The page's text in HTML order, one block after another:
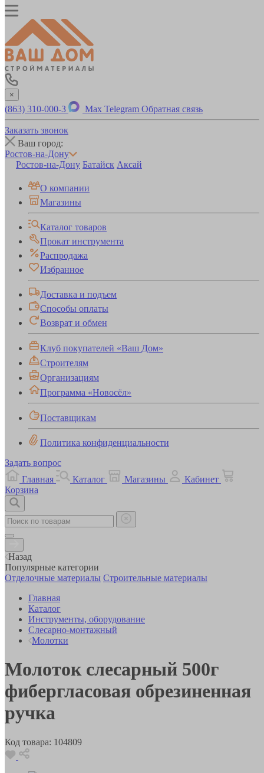
×
(863) 310-000-3 Max Telegram Обратная связь
Заказать звонок
Ваш город:
Ростов-на-Дону
Ростов-на-Дону Батайск Аксай
О компании
Магазины
Каталог товаров
Прокат инструмента
Распродажа
Избранное
Доставка и подъем
Способы оплаты
Возврат и обмен
Клуб покупателей «Ваш Дом»
Строителям
Организациям
Программа «Новосёл»
Поставщикам
Политика конфиденциальности
Задать вопрос
Главная
Каталог Магазины
Кабинет
Корзина
Назад
Популярные категории
Отделочные материалы Строительные материалы
Главная
Каталог
Инструменты, оборудование
Слесарно-монтажный
Молотки
Молоток слесарный 500г
фибергласовая обрезиненная
ручка
Код товара: 104809